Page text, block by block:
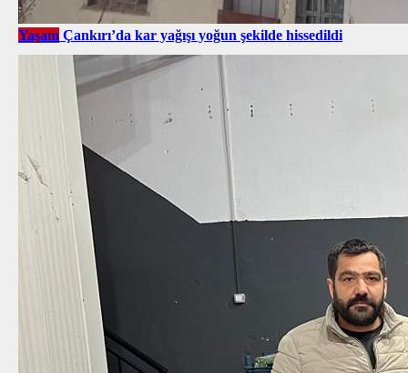
Yaşam Çankırı’da kar yağışı yoğun şekilde hissedildi